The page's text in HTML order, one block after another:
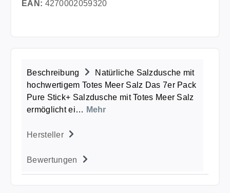
EAN: 4270002059320
Beschreibung
Natürliche Salzdusche mit
hochwertigem Totes Meer Salz Das 7er Pack
Pure Stick+ Salzdusche mit Totes Meer Salz
ermöglicht ei… Mehr
Hersteller
Bewertungen